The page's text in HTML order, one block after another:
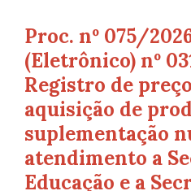
Proc. nº 075/
(Eletrônico) nº
Registro de
aquisição de
suplementação
atendimento a
Educação e a